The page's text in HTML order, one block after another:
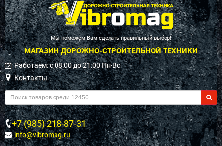
Мы поможем Вам сделать правильный выбор!
МАГАЗИН ДОРОЖНО-СТРОИТЕЛЬНОЙ ТЕХНИКИ
Работаем: c 08:00 до 21:00 Пн-Вс
Контакты
+7 (985) 218-87-31
info@vibromag.ru